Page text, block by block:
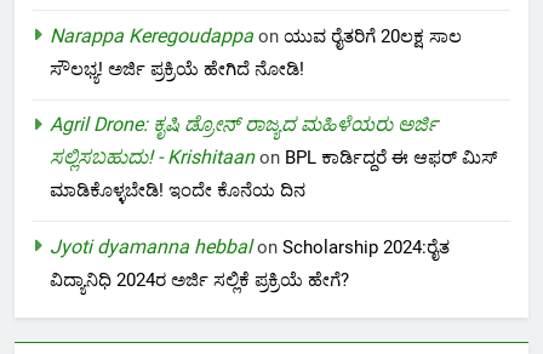
Narappa Keregoudappa on ಯುವ ರೈತರಿಗೆ 20ಲಕ್ಷ ಸಾಲ
ಸೌಲಭ್ಯ! ಅರ್ಜಿ ಪ್ರಕ್ರಿಯೆ ಹೇಗಿದೆ ನೋಡಿ!
Agril Drone: ಕೃಷಿ ಡ್ರೋನ್ ರಾಜ್ಯದ ಮಹಿಳೆಯರು ಅರ್ಜಿ
ಸಲ್ಲಿಸಬಹುದು! - Krishitaanon BPL ಕಾರ್ಡಿದ್ದರೆ ಈ ಆಫರ್ ಮಿಸ್
ಮಾಡಿಕೊಳ್ಳಬೇಡಿ! ಇಂದೇ ಕೊನೆಯ ದಿನ
Jyoti dyamanna hebbalon Scholarship 2024:ರೈತ
ವಿದ್ಯಾನಿಧಿ 2024ರ ಅರ್ಜಿ ಸಲ್ಲಿಕೆ ಪ್ರಕ್ರಿಯೆ ಹೇಗೆ?